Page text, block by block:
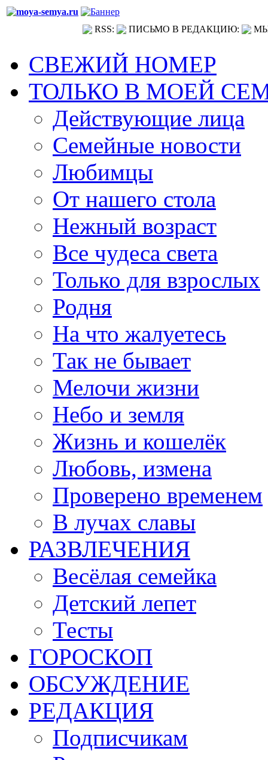
RSS: ПИСЬМО В РЕДАКЦИЮ:
СВЕЖИЙ НОМЕР
ТОЛЬКО В МОЕЙ
Действующие лица
Семейные новости
Любимцы
От нашего стола
Нежный возраст
Все чудеса света
Только для взрослых
Родня
На что жалуетесь
Так не бывает
Мелочи жизни
Небо и земля
Жизнь и кошелёк
Любовь, измена
Проверено временем
В лучах славы
РАЗВЛЕЧЕНИЯ
Весёлая семейка
Детский лепет
Тесты
ГОРОСКОП
ОБСУЖДЕНИЕ
РЕДАКЦИЯ
Подписчикам